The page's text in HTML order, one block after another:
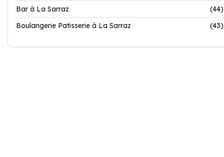
Bar à La Sarraz
(44)
Boulangerie Patisserie à La Sarraz
(43)